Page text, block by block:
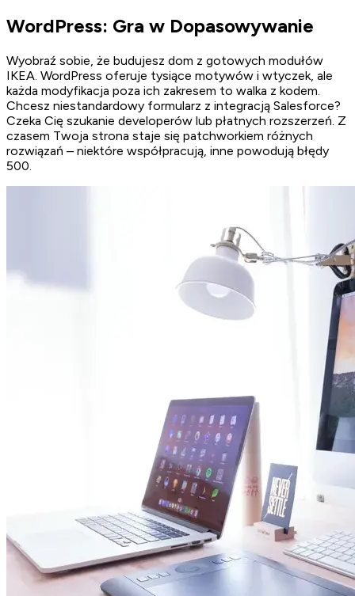
WordPress: Gra w Dopasowywanie
Wyobraź sobie, że budujesz dom z gotowych modułów
IKEA. WordPress oferuje tysiące motywów i wtyczek, ale
każda modyfikacja poza ich zakresem to walka z kodem.
Chcesz niestandardowy formularz z integracją Salesforce?
Czeka Cię szukanie developerów lub płatnych rozszerzeń. Z
czasem Twoja strona staje się patchworkiem różnych
rozwiązań – niektóre współpracują, inne powodują błędy
500.